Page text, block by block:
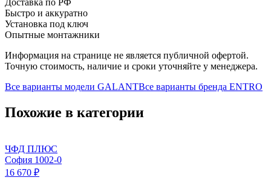
Доставка по РФ
Быстро и аккуратно
Установка под ключ
Опытные монтажники
Информация на странице не является публичной офертой.
Точную стоимость, наличие и сроки уточняйте у менеджера.
Все варианты модели GALANTВсе варианты бренда ENTRO
Похожие в категории
ЧФД ПЛЮС
София 1002-0
16 670 ₽